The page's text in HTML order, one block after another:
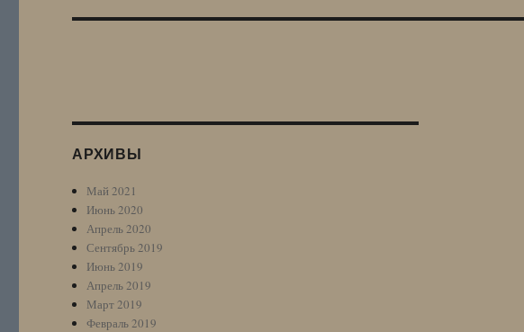
АРХИВЫ
Май 2021
Июнь 2020
Апрель 2020
Сентябрь 2019
Июнь 2019
Апрель 2019
Март 2019
Февраль 2019